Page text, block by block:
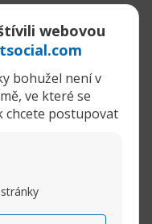
webovou
bohužel není v
ve které se
chcete postupovat
odpovídající